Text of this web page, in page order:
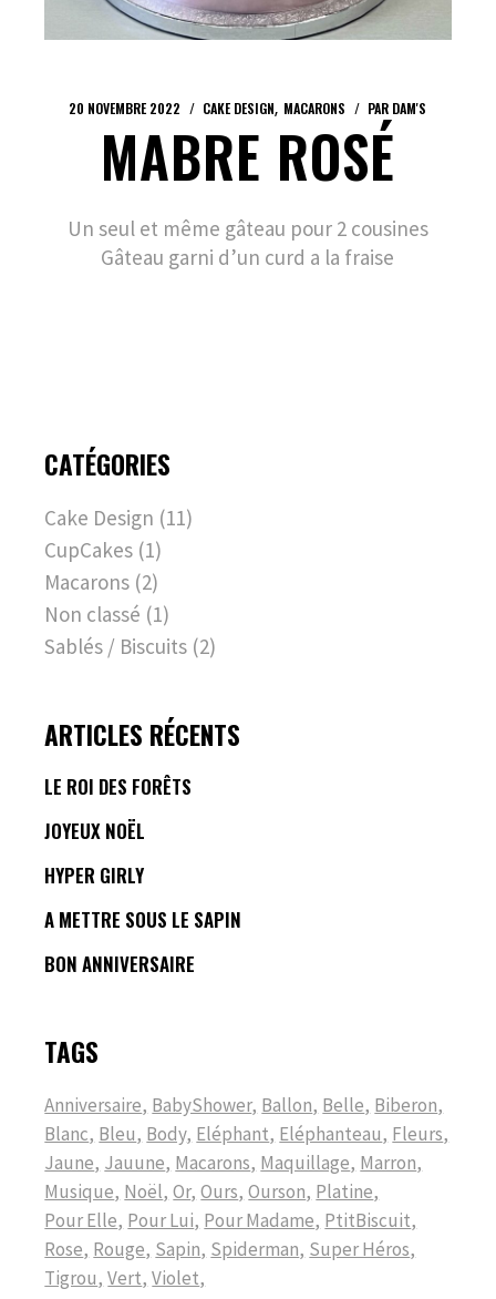
20 NOVEMBRE 2022 CAKE DESIGN MACARONS PAR DAM'S
MABRE ROSÉ
Un seul et même gâteau pour 2 cousines
Gâteau garni d’un curd a la fraise
CATÉGORIES
Cake Design (11)
CupCakes (1)
Macarons (2)
Non classé (1)
Sablés / Biscuits (2)
ARTICLES RÉCENTS
LE ROI DES FORÊTS
JOYEUX NOËL
HYPER GIRLY
A METTRE SOUS LE SAPIN
BON ANNIVERSAIRE
TAGS
Anniversaire BabyShower Ballon Belle Biberon
Blanc Bleu Body Eléphant Eléphanteau Fleurs
Jaune Jauune Macarons Maquillage Marron
Musique Noël Or Ours Ourson Platine
Pour Elle Pour Lui Pour Madame PtitBiscuit
Rose Rouge Sapin Spiderman Super Héros
Tigrou Vert Violet